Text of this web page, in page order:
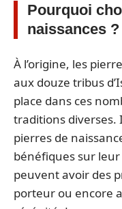
Pourquoi
naissances ?
À l’origine, les
aux douze tribus
place dans ces
traditions diverses.
pierres de
bénéfiques sur
peuvent avoir des
porteur ou encore